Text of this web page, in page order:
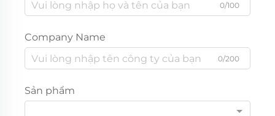
0/100
Company Name
0/200
Sản phẩm